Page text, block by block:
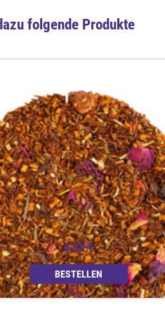
folgende Produkte
4,50 €
BESTELLEN